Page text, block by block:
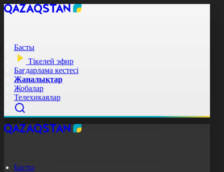
Басты
Тікелей эфир
Бағдарлама кестесі
Жаңалықтар
Жобалар
Телехикаялар
Басты